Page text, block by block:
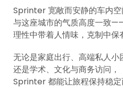
Sprinter 宽敞而安静的车内空
与这座城市的气质高度一致
理性中带着人情味，克制中保
无论是家庭出行、高端私人小
还是学术、文化与商务访问，
Sprinter 都能让旅程保持稳定